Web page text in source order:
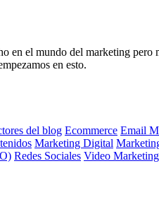
el mundo del marketing pero
en esto.
del blog Ecommerce Email
Marketing Digital
Redes Sociales Video Marketing